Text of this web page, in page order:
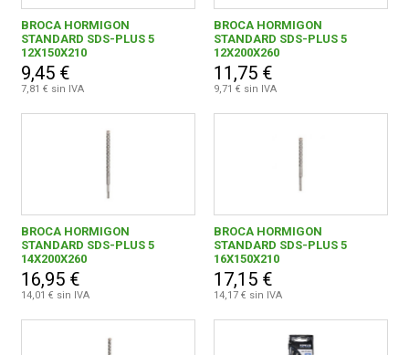
BROCA HORMIGON
STANDARD SDS-PLUS 5
12X150X210
9,45 €
7,81 € sin IVA
BROCA HORMIGON
STANDARD SDS-PLUS 5
12X200X260
11,75 €
9,71 € sin IVA
BROCA HORMIGON
STANDARD SDS-PLUS 5
14X200X260
16,95 €
14,01 € sin IVA
BROCA HORMIGON
STANDARD SDS-PLUS 5
16X150X210
17,15 €
14,17 € sin IVA